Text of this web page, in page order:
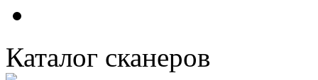
Каталог сканеров